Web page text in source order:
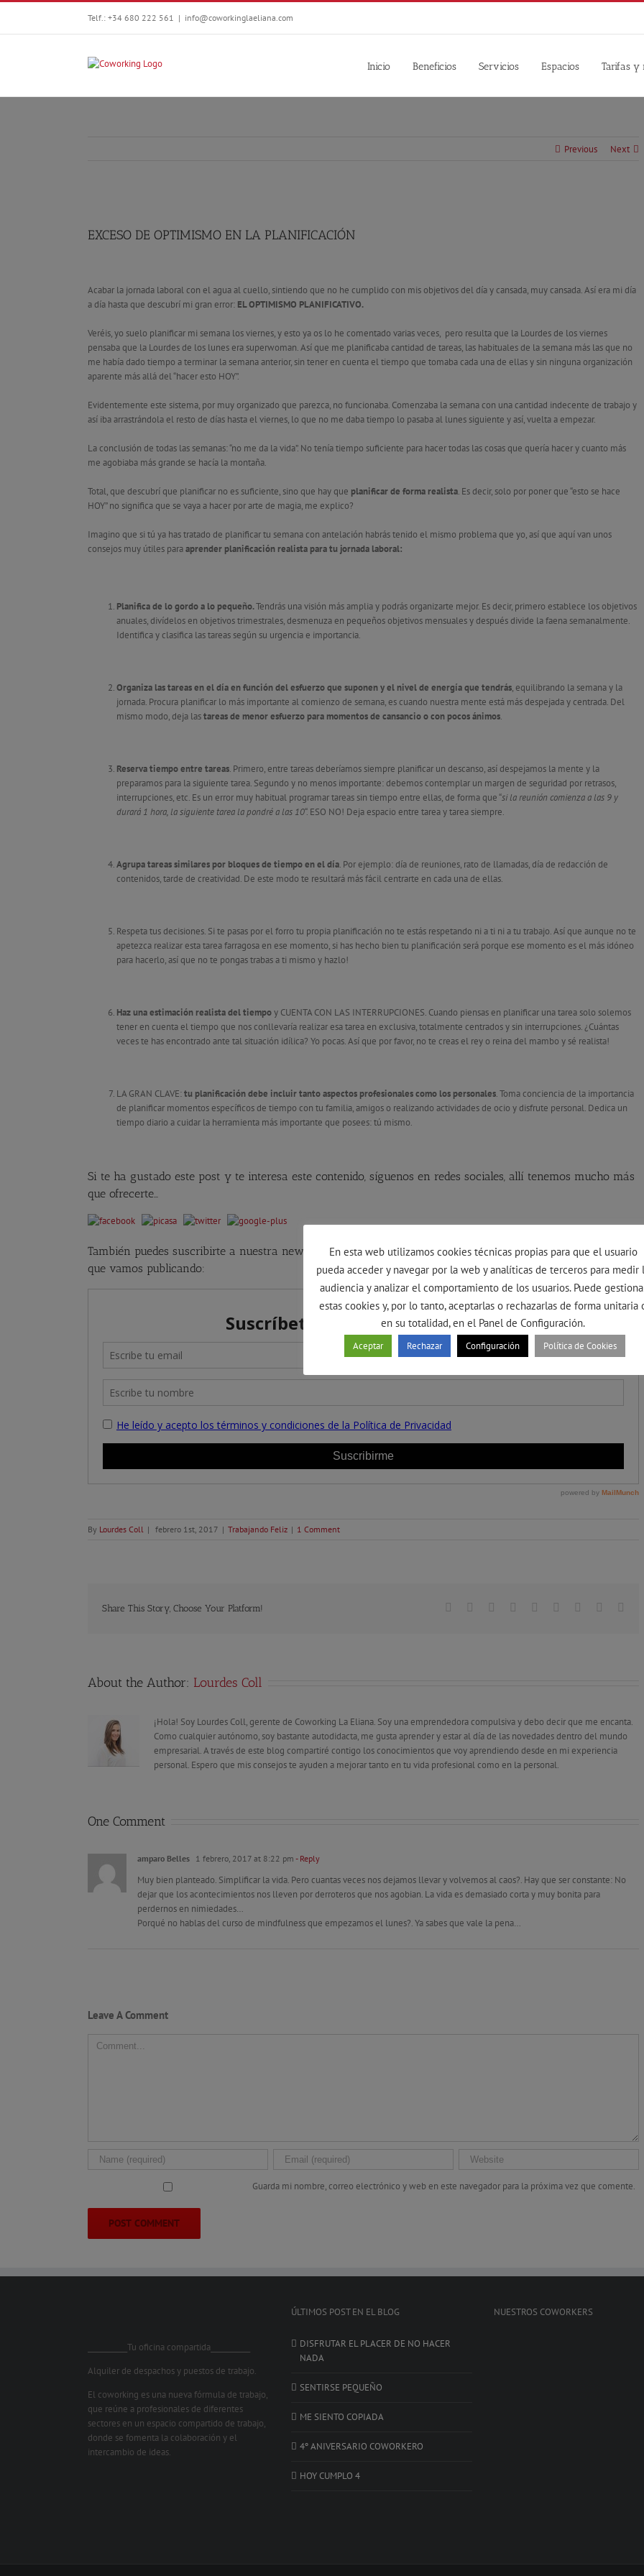
Telf.: +34 680 222 561 | info@coworkinglaeliana.com
Inicio Beneficios Servicios Espacios Tarifas y
Previous Next
EXCESO DE OPTIMISMO EN LA PLANIFICACIÓN
Acabar la jornada laboral con el agua al cuello, sintiendo que no he cumplido con mis objetivos del día y cansada, muy cansada. Así era mi día
a día hasta que descubrí mi gran error: EL OPTIMISMO PLANIFICATIVO.
Veréis, yo suelo planificar mi semana los viernes, y esto ya os lo he comentado varias veces, pero resulta que la Lourdes de los viernes
pensaba que la Lourdes de los lunes era superwoman. Así que me planificaba cantidad de tareas, las habituales de la semana más las que no
me había dado tiempo a terminar la semana anterior, sin tener en cuenta el tiempo que tomaba cada una de ellas y sin ninguna organización
aparente más allá del “hacer esto HOY”.
Evidentemente este sistema, por muy organizado que parezca, no funcionaba. Comenzaba la semana con una cantidad indecente de trabajo y
así iba arrastrándola el resto de días hasta el viernes, lo que no me daba tiempo lo pasaba al lunes siguiente y así, vuelta a empezar.
La conclusión de todas las semanas: “no me da la vida”. No tenía tiempo suficiente para hacer todas las cosas que quería hacer y cuanto más
me agobiaba más grande se hacía la montaña.
Total, que descubrí que planificar no es suficiente, sino que hay que planificar de forma realista. Es decir, solo por poner que “esto se hace
HOY” no significa que se vaya a hacer por arte de magia, me explico?
Imagino que si tú ya has tratado de planificar tu semana con antelación habrás tenido el mismo problema que yo, así que aquí van unos
consejos muy útiles paraaprender planificación realista para tu jornada laboral:
Planifica de lo gordo a lo pequeño.Tendrás una visión más amplia y podrás organizarte mejor. Es decir, primero establece los objetivos
anuales, divídelos en objetivos trimestrales, desmenuza en pequeños objetivos mensuales y después divide la faena semanalmente.
Identifica y clasifica las tareas según su urgencia e importancia.
Organiza las tareas en el día en función del esfuerzo que suponen y el nivel de energía que tendrás, equilibrando la semana y la
jornada. Procura planificar lo más importante al comienzo de semana, es cuando nuestra mente está más despejada y centrada. Del
mismo modo, deja lastareas de menor esfuerzo para momentos de cansancio o con pocos ánimos.
Reserva tiempo entre tareas. Primero, entre tareas deberíamos siempre planificar un descanso, así despejamos la mente y la
preparamos para la siguiente tarea. Segundo y no menos importante: debemos contemplar un margen de seguridad por retrasos,
interrupciones, etc. Es un error muy habitual programar tareas sin tiempo entre ellas, de forma que “si la reunión comienza a las 9 y
durará 1 hora, la siguiente tarea la pondré a las 10“. ESO NO! Deja espacio entre tarea y tarea siempre.
Agrupa tareas similares por bloques de tiempo en el día. Por ejemplo: día de reuniones, rato de llamadas, día de redacción de
contenidos, tarde de creatividad. De este modo te resultará más fácil centrarte en cada una de ellas.
Respeta tus decisiones. Si te pasas por el forro tu propia planificación no te estás respetando ni a ti ni a tu trabajo. Así que aunque no te
apetezca realizar esta tarea farragosa en ese momento, si has hecho bien tu planificación será porque ese momento es el más idóneo
para hacerlo, así que no te pongas trabas a ti mismo y hazlo!
Haz una estimación realista del tiempoy CUENTA CON LAS INTERRUPCIONES. Cuando piensas en planificar una tarea solo solemos
tener en cuenta el tiempo que nos conllevaría realizar esa tarea en exclusiva, totalmente centrados y sin interrupciones. ¿Cuántas
veces te has encontrado ante tal situación idílica? Yo pocas. Así que por favor, no te creas el rey o reina del mambo y sé realista!
LA GRAN CLAVE:tu planificación debe incluir tanto aspectos profesionales como los personales. Toma conciencia de la importancia
de planificar momentos específicos de tiempo con tu familia, amigos o realizando actividades de ocio y disfrute personal. Dedica un
tiempo diario a cuidar la herramienta más importante que posees: tú mismo.
Si te ha gustado este post y te interesa este contenido, síguenos en redes sociales, allí tenemos mucho más
que ofrecerte…
También puedes suscribirte a nuestra newsletter, con la que podrás estar al tanto de los nuevos artículos
que vamos publicando:
By Lourdes Coll | febrero 1st, 2017 | Trabajando Feliz | 1 Comment
Share This Story, Choose Your Platform! Facebook
TwitterLinkedin
Reddit TumblrGoogle+Pinterest
About the Author: Lourdes Coll
¡Hola! Soy Lourdes Coll, gerente de Coworking La Eliana. Soy una emprendedora compulsiva y debo decir que me encanta.
Como cualquier autónomo, soy bastante autodidacta, me gusta aprender y estar al día de las novedades dentro del mundo
empresarial. A través de este blog compartiré contigo los conocimientos que voy aprendiendo desde en mi experiencia
personal. Espero que mis consejos te ayuden a mejorar tanto en tu vida profesional como en la personal.
One Comment
amparo Belles 1 febrero, 2017 at 8:22 pm - Reply
Muy bien planteado. Simplificar la vida. Pero cuantas veces nos dejamos llevar y volvemos al caos?. Hay que ser constante: No
dejar que los acontecimientos nos lleven por derroteros que nos agobian. La vida es demasiado corta y muy bonita para
perdernos en nimiedades…
Porqué no hablas del curso de mindfulness que empezamos el lunes?. Ya sabes que vale la pena…
Leave A Comment
Comment
Guarda mi nombre, correo electrónico y web en este navegador para la próxima vez que comente.
___________Tu oficina compartida___________
Alquiler de despachos y puestos de trabajo.
El coworking es una nueva fórmula de trabajo,
que reúne a profesionales de diferentes
sectores en un espacio compartido de trabajo,
donde se fomenta la colaboración y el
intercambio de ideas.
ÚLTIMOS POST EN EL BLOG
DISFRUTAR EL PLACER DE NO HACER
NADA
SENTIRSE PEQUEÑO
ME SIENTO COPIADA
4º ANIVERSARIO COWORKERO
HOY CUMPLO 4
NUESTROS COWORKERS
En esta web utilizamos cookies técnicas propias para que el usuario
pueda acceder y navegar por la web y analíticas de terceros para medir
audiencia y analizar el comportamiento de los usuarios. Puede
estas cookies y, por lo tanto, aceptarlas o rechazarlas de forma unitaria
en su totalidad, en el Panel de Configuración.
Aceptar Rechazar Configuración Política de Cookies